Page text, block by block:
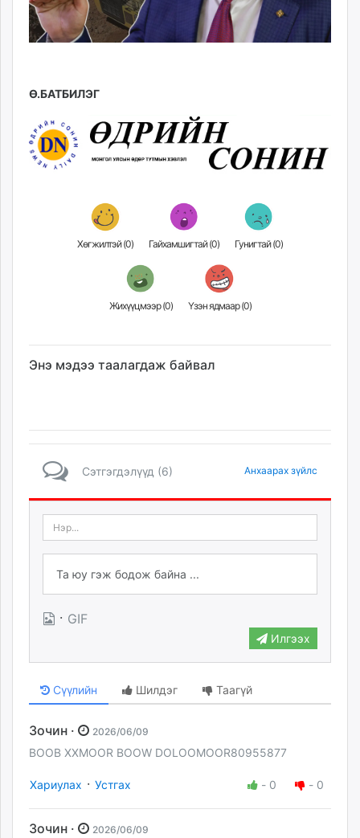
Ө.БАТБИЛЭГ
Хөгжилтэй (0) Гайхамшигтай (0) Гунигтай (0)
Жихүүцмээр (0) Үзэн ядмаар (0)
Энэ мэдээ таалагдаж байвал
Сэтгэгдэлүүд (6) Анхаарах зүйлс
· GIF
Илгээх
Сүүлийн Шилдэг Таагүй
Зочин · 2026/06/09
BOOB XXMOOR BOOW DOLOOMOOR80955877
Хариулах · Устгах - 0 - 0
Зочин · 2026/06/09